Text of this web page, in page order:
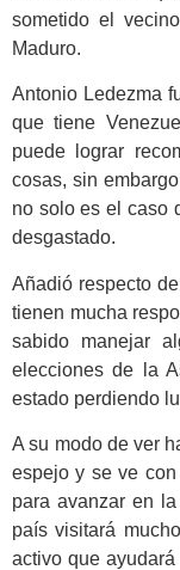
sometido el
Maduro.
Antonio Ledezma
que tiene
puede lograr
cosas, sin
no solo es el caso
desgastado.
Añadió respecto
tienen mucha
sabido manejar
elecciones de la
estado perdiendo
A su modo de ver
espejo y se ve
para avanzar en
país visitará
activo que